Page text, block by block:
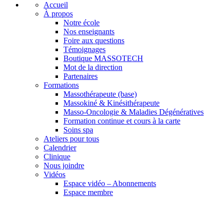
Accueil
À propos
Notre école
Nos enseignants
Foire aux questions
Témoignages
Boutique MASSOTECH
Mot de la direction
Partenaires
Formations
Massothérapeute (base)
Massokiné & Kinésithérapeute
Masso-Oncologie & Maladies Dégénératives
Formation continue et cours à la carte
Soins spa
Ateliers pour tous
Calendrier
Clinique
Nous joindre
Vidéos
Espace vidéo – Abonnements
Espace membre